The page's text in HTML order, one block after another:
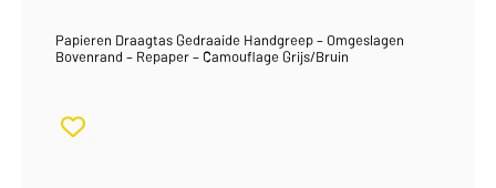
Papieren Draagtas Gedraaide Handgreep – Omgeslagen
Bovenrand – Repaper – Camouflage Grijs/Bruin